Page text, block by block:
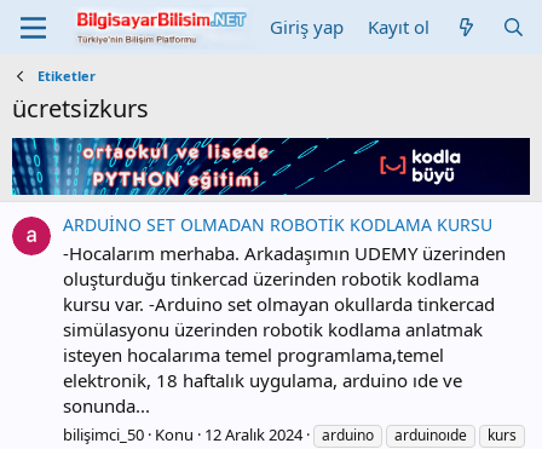
Giriş yap Kayıt ol
Etiketler
ücretsizkurs
ARDUİNO SET OLMADAN ROBOTİK KODLAMA KURSU
-Hocalarım merhaba. Arkadaşımın UDEMY üzerinden
oluşturduğu tinkercad üzerinden robotik kodlama
kursu var. -Arduino set olmayan okullarda tinkercad
simülasyonu üzerinden robotik kodlama anlatmak
isteyen hocalarıma temel programlama,temel
elektronik, 18 haftalık uygulama, arduino ıde ve
sonunda...
bilişimci_50 Konu 12 Aralık 2024 arduino arduinoıde
kurs